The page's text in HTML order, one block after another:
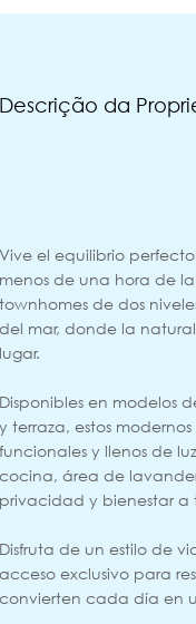
Descrição da
Vive el equilibrio
menos de una hora de
townhomes de dos
del mar, donde la
lugar.
Disponibles en modelos
y terraza, estos
funcionales y llenos de
cocina, área de
privacidad y bienestar a
Disfruta de un estilo de
acceso exclusivo para
convierten cada día en